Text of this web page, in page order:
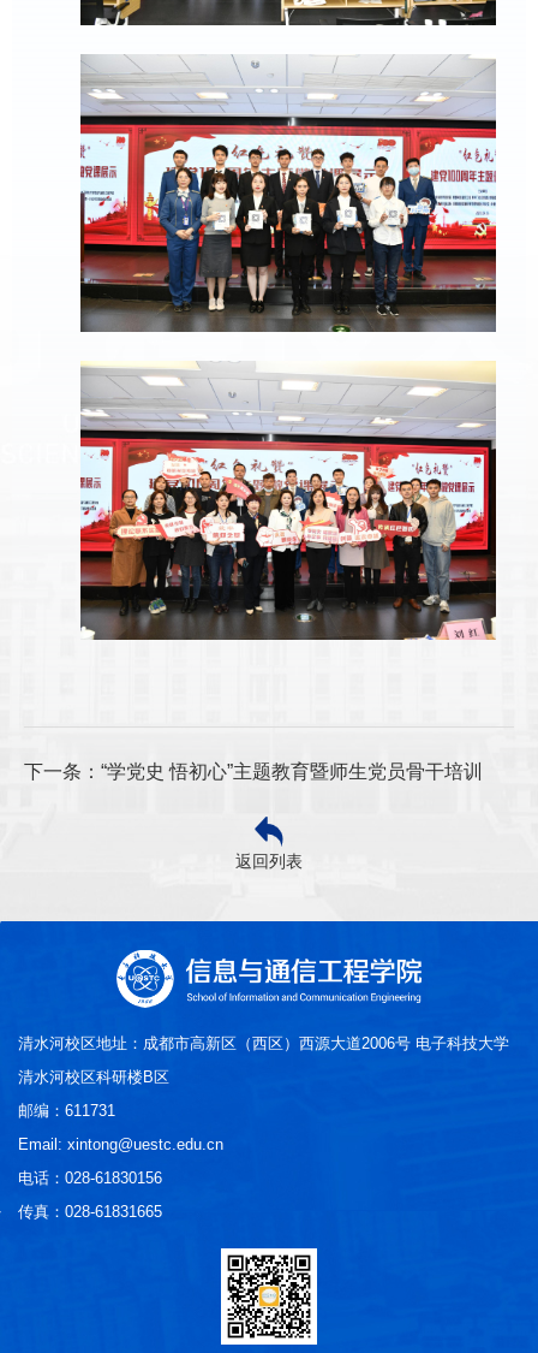
下一条：“学党史 悟初心”主题教育暨师生党员骨干培训
返回列表
清水河校区地址：成都市高新区（西区）西源大道2006号 电子科技大学
清水河校区科研楼B区
邮编：611731
Email: xintong@uestc.edu.cn
电话：028-61830156
传真：028-61831665